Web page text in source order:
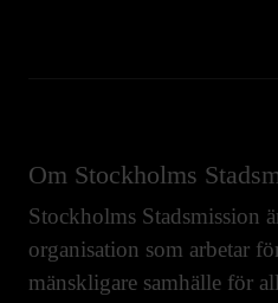
Om Stockholms
Stockholms Stadsmission
organisation som arbetar
mänskligare samhälle för